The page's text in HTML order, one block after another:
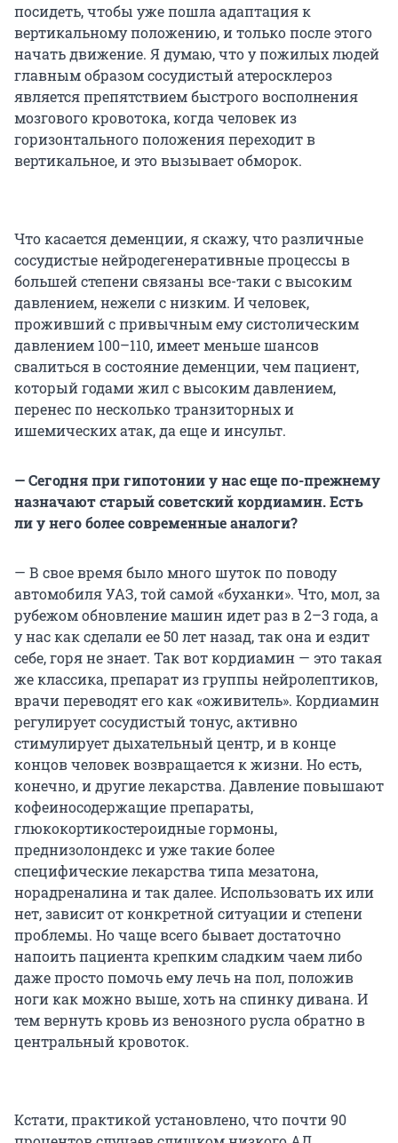
посидеть, чтобы уже пошла адаптация к
вертикальному положению, и только после этого
начать движение. Я думаю, что у пожилых людей
главным образом сосудистый атеросклероз
является препятствием быстрого восполнения
мозгового кровотока, когда человек из
горизонтального положения переходит в
вертикальное, и это вызывает обморок.
Что касается деменции, я скажу, что различные
сосудистые нейродегенеративные процессы в
большей степени связаны все-таки с высоким
давлением, нежели с низким. И человек,
проживший с привычным ему систолическим
давлением 100–110, имеет меньше шансов
свалиться в состояние деменции, чем пациент,
который годами жил с высоким давлением,
перенес по несколько транзиторных и
ишемических атак, да еще и инсульт.
— Сегодня при гипотонии у нас еще по-прежнему
назначают старый советский кордиамин. Есть
ли у него более современные аналоги?
— В свое время было много шуток по поводу
автомобиля УАЗ, той самой «буханки». Что, мол, за
рубежом обновление машин идет раз в 2–3 года, а
у нас как сделали ее 50 лет назад, так она и ездит
себе, горя не знает. Так вот кордиамин — это такая
же классика, препарат из группы нейролептиков,
врачи переводят его как «оживитель». Кордиамин
регулирует сосудистый тонус, активно
стимулирует дыхательный центр, и в конце
концов человек возвращается к жизни. Но есть,
конечно, и другие лекарства. Давление повышают
кофеиносодержащие препараты,
глюкокортикостероидные гормоны,
преднизолондекс и уже такие более
специфические лекарства типа мезатона,
норадреналина и так далее. Использовать их или
нет, зависит от конкретной ситуации и степени
проблемы. Но чаще всего бывает достаточно
напоить пациента крепким сладким чаем либо
даже просто помочь ему лечь на пол, положив
ноги как можно выше, хоть на спинку дивана. И
тем вернуть кровь из венозного русла обратно в
центральный кровоток.
Кстати, практикой установлено, что почти 90